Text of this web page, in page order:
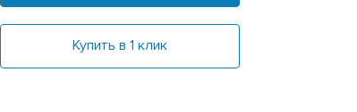
Купить в 1 клик